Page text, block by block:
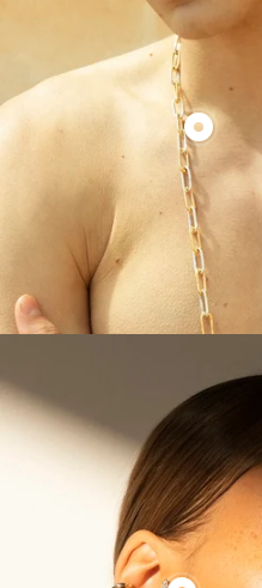
Produkt
endless
trigger
anzeigen